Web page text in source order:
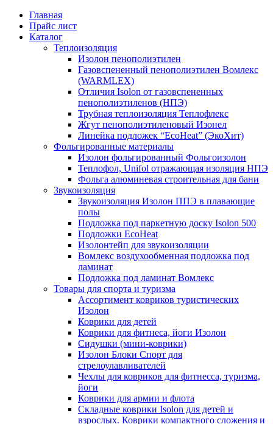
Главная
Прайс лист
Каталог
Теплоизоляция
Изолон пенополиэтилен
Газовспененный пенополиэтилен Вомлекс
(WARMLEX)
Отличия Isolon от газовспененных
пенополиэтиленов (НПЭ)
Трубная теплоизоляция Теплофлекс
Жгут пенополиэтиленовый Изонел
Линейка подложек “EcoHeat” (ЭкоХит)
Фольгированные материалы
Изолон фольгированный Фольгоизолон
Теплофол, Unifol отражающая изоляция НПЭ
Фольга алюминевая строительная для бани
Звукоизоляция
Звукоизоляция Изолон ППЭ в плавающие
полы
Подложка под паркетную доску Isolon 500
Подложки EcoHeat
Изолонтейп для звукоизоляции
Вомлекс воздухообменная подложка под
ламинат
Подложка под ламинат Вомлекс
Товары для спорта и туризма
Ассортимент ковриков туристических
Изолон
Коврики для детей
Коврики для фитнеса, йоги Изолон
Сидушки (мини-коврики)
Изолон Блоки Спорт для
стрелоулавливателей
Чехлы для ковриков для фитнесса, туризма,
йоги
Коврики для армии и флота
Складные коврики Isolon для детей и
взрослых. Коврики компактного сложения и